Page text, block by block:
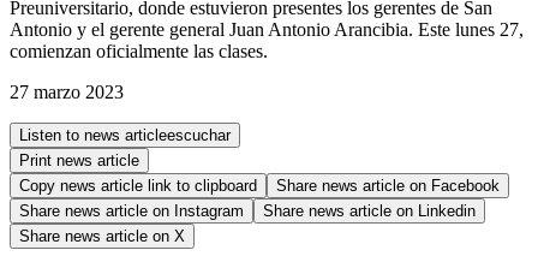
Preuniversitario, donde estuvieron presentes los gerentes de San
Antonio y el gerente general Juan Antonio Arancibia. Este lunes 27,
comienzan oficialmente las clases.
27 marzo 2023
Listen to news articleescuchar
Print news article
Copy news article link to clipboard
Share news article on Facebook
Share news article on Instagram Share news article on
Linkedin
Share news article on X